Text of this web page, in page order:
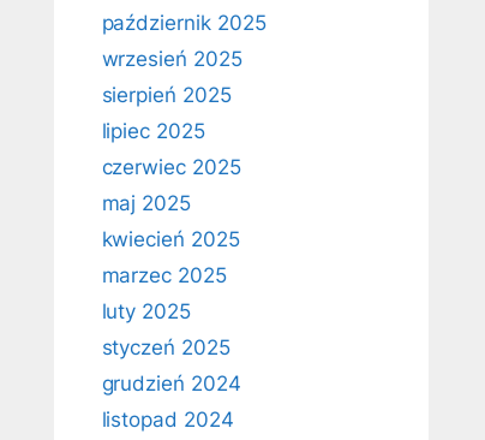
październik 2025
wrzesień 2025
sierpień 2025
lipiec 2025
czerwiec 2025
maj 2025
kwiecień 2025
marzec 2025
luty 2025
styczeń 2025
grudzień 2024
listopad 2024